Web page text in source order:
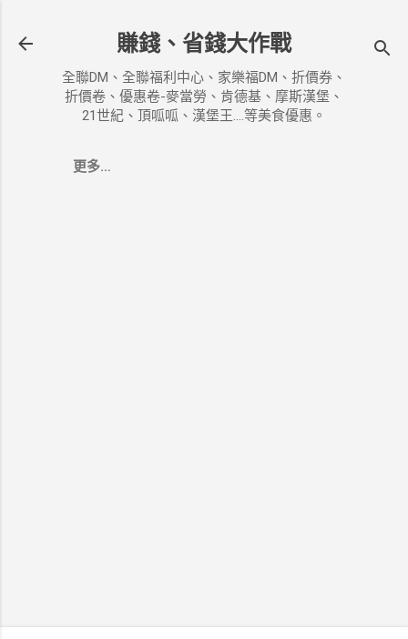
賺錢、省錢大作戰
全聯DM、全聯福利中心、家樂福DM、折價券、
折價卷、優惠卷-麥當勞、肯德基、摩斯漢堡、
21世紀、頂呱呱、漢堡王....等美食優惠。
更多…